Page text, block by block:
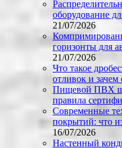
оборудование
21/07/2026
горизонты для
21/07/2026
Что такое
отливок и
Пищевой ПВХ
правила
Современные
покрытий: что
16/07/2026
Настенный